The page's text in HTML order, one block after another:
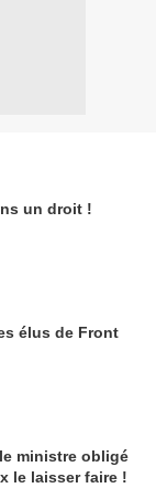
un droit !
élus de Front
ministre obligé
le laisser faire !